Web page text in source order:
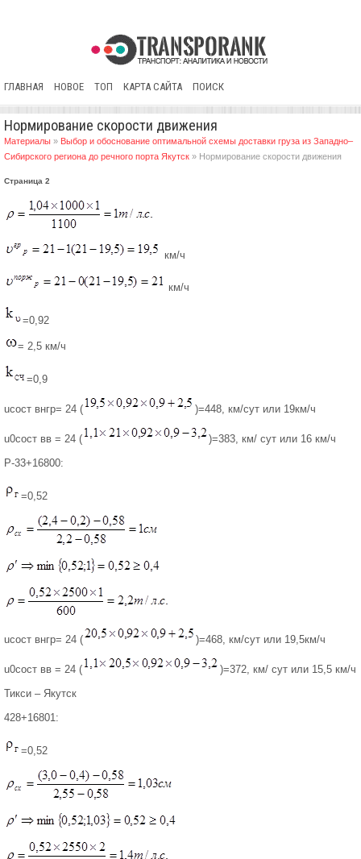
ГЛАВНАЯ НОВОЕ ТОП КАРТА САЙТА ПОИСК
Нормирование скорости движения
Материалы » Выбор и обоснование оптимальной схемы доставки груза из Западно–
Сибирского региона до речного порта Якутск » Нормирование скорости движения
Страница 2
км/ч
км/ч
=0,92
= 2,5 км/ч
=0,9
uсост внгр= 24 ( )=448, км/сут или 19км/ч
u0сост вв = 24 (
)=383, км/ сут или 16 км/ч
Р-33+16800:
=0,52
uсост внгр= 24 ( )=468, км/сут или 19,5км/ч
u0сост вв = 24 (
)=372, км/ сут или 15,5 км/ч
Тикси – Якутск
428+16801:
=0,52